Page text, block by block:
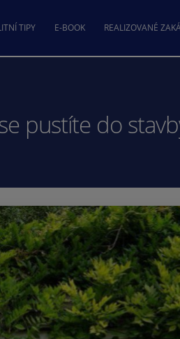
TIPY E-BOOK REALIZOVANÉ
pustíte do